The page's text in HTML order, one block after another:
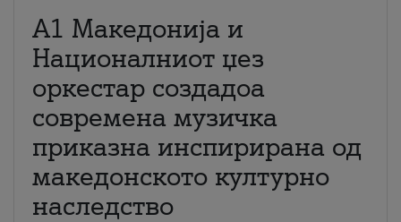
А1 Македонија и
Националниот џез
оркестар создадоа
современа музичка
приказна инспирирана од
македонското културно
наследство